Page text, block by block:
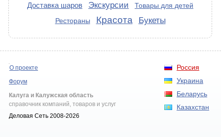
Доставка шаров Экскурсии
Товары для детей
Рестораны
Красота Букеты
Россия
Украина
Беларусь
Казахстан
О проекте
Форум
Калуга и Калужская область
справочник компаний, товаров и услуг
Деловая Сеть 2008-2026